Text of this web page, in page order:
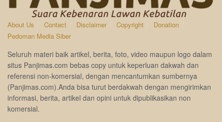
About Us Contact Disclaimer Copyright
Donation
Pedoman Media Siber
Seluruh materi baik artikel, berita, foto, video maupun logo dalam
situs Panjimas.com bebas copy untuk keperluan dakwah dan
referensi non-komersial, dengan mencantumkan sumbernya
(Panjimas.com).Anda bisa turut berdakwah dengan mengirimkan
informasi, berita, artikel dan opini untuk dipublikasikan non
komersial.